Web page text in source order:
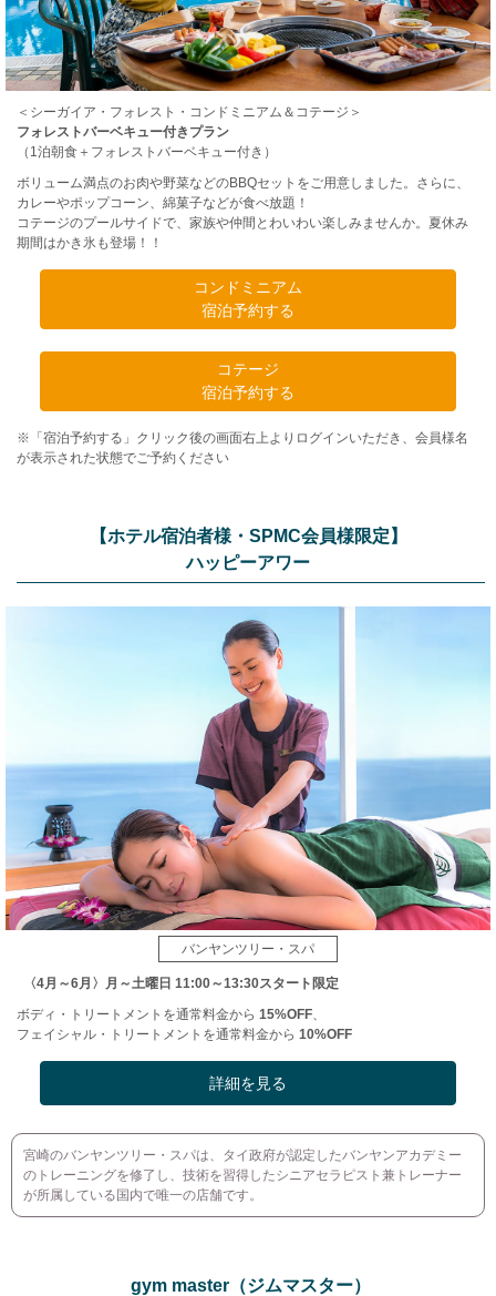
＜シーガイア・フォレスト・コンドミニアム＆コテージ＞
フォレストバーベキュー付きプラン
（1泊朝食＋フォレストバーベキュー付き）
ボリューム満点のお肉や野菜などのBBQセットをご用意しました。さらに、
カレーやポップコーン、綿菓子などが食べ放題！
コテージのプールサイドで、家族や仲間とわいわい楽しみませんか。夏休み
期間はかき氷も登場！！
コンドミニアム
宿泊予約する
コテージ
宿泊予約する
※「宿泊予約する」クリック後の画面右上よりログインいただき、会員様名
が表示された状態でご予約ください
【ホテル宿泊者様・SPMC会員様限定】
ハッピーアワー
バンヤンツリー・スパ
〈4月～6月〉月～土曜日 11:00～13:30スタート限定
ボディ・トリートメントを通常料金から 15%OFF、
フェイシャル・トリートメントを通常料金から 10%OFF
詳細を見る
宮崎のバンヤンツリー・スパは、タイ政府が認定したバンヤンアカデミー
のトレーニングを修了し、技術を習得したシニアセラピスト兼トレーナー
が所属している国内で唯一の店舗です。
gym master（ジムマスター）